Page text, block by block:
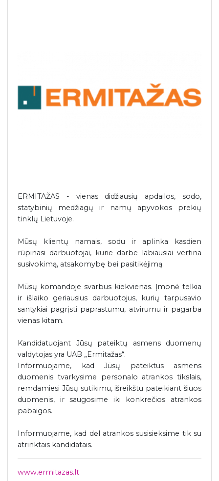
ERMITAŽAS - vienas didžiausių apdailos, sodo,
statybinių medžiagų ir namų apyvokos prekių
tinklų Lietuvoje.
Mūsų klientų namais, sodu ir aplinka kasdien
rūpinasi darbuotojai, kurie darbe labiausiai vertina
susivokimą, atsakomybę bei pasitikėjimą.
Mūsų komandoje svarbus kiekvienas. Įmonė telkia
ir išlaiko geriausius darbuotojus, kurių tarpusavio
santykiai pagrįsti paprastumu, atvirumu ir pagarba
vienas kitam.
Kandidatuojant Jūsų pateiktų asmens duomenų
valdytojas yra UAB „Ermitažas“.
Informuojame, kad Jūsų pateiktus asmens
duomenis tvarkysime personalo atrankos tikslais,
remdamiesi Jūsų sutikimu, išreikštu pateikiant šiuos
duomenis, ir saugosime iki konkrečios atrankos
pabaigos.
Informuojame, kad dėl atrankos susisieksime tik su
atrinktais kandidatais.
www.ermitazas.lt